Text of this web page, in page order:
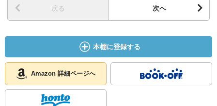
戻る 次へ
本棚に登録する
Amazon 詳細ページへ